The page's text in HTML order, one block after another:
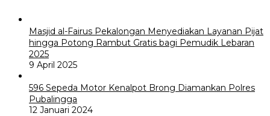
Masjid al-Fairus Pekalongan Menyediakan Layanan Pijat
hingga Potong Rambut Gratis bagi Pemudik Lebaran
2025
9 April 2025
596 Sepeda Motor Kenalpot Brong Diamankan Polres
Pubalingga
12 Januari 2024